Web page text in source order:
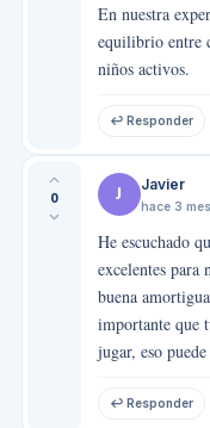
En nuestra
equilibrio entre
niños activos.
↩ Responder
0 J Javier
hace 3
He escuchado
excelentes para
buena
importante que
jugar, eso
↩ Responder